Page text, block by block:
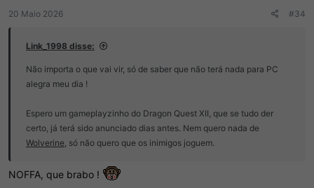
20 Maio 2026 #34
Link_1998 disse:
Não importa o que vai vir, só de saber que não terá nada para PC
alegra meu dia !
Espero um gameplayzinho do Dragon Quest XII, que se tudo der
certo, já terá sido anunciado dias antes. Nem quero nada de
Wolverine , só não quero que os inimigos joguem.
NOFFA, que brabo !